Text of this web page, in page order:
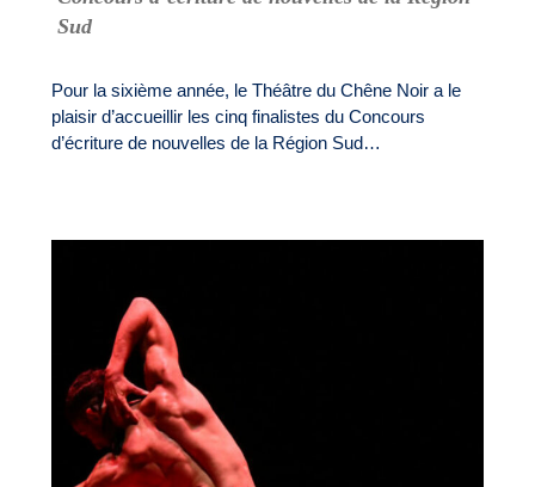
Sud
Pour la sixième année, le Théâtre du Chêne Noir a le
plaisir d’accueillir les cinq finalistes du Concours
d’écriture de nouvelles de la Région Sud…